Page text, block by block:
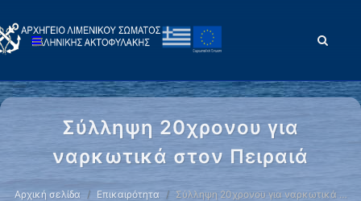
Σύλληψη 20χρονου για
ναρκωτικά στον Πειραιά
Αρχική σελίδα Επικαιρότητα Σύλληψη 20χρονου για ναρκωτικά …